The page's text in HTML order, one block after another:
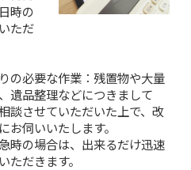
時の
ただ
の必要な作業：残置物や大量
遺品整理などにつきまして
談させていただいた上で、改
お伺いいたします。
時の場合は、出来るだけ迅速
ただきます。